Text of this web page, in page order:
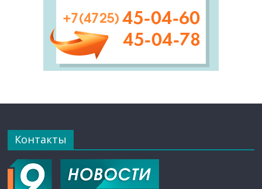
Контакты